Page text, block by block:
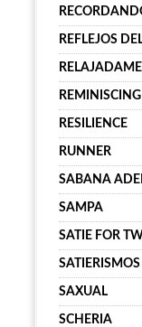
REFLEJOS
RESILIENCE
RUNNER
SABANA
SAMPA
SATIE FOR
SATIERISMOS
SAXUAL
SCHERIA